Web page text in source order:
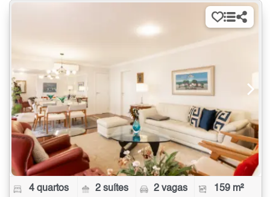
4 quartos 2 suítes 2 vagas 159 m²